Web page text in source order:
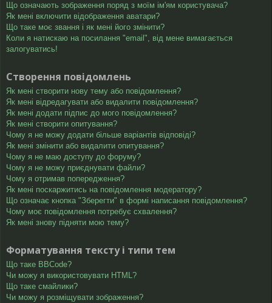
Що означають зображення поряд з моїм ім'ям користувача?
Як мені включити відображення аватари?
Що таке моє звання і як мені його змінити?
Коли я натискаю на посилання "email", від мене вимагається
залогуватись!
Створення повідомлень
Як мені створити нову тему або повідомлення?
Як мені відредагувати або видалити повідомлення?
Як мені додати підпис до мого повідомлення?
Як мені створити опитування?
Чому я не можу додати більше варіантів відповіді?
Як мені змінити або видалити опитування?
Чому я не маю доступу до форуму?
Чому я не можу приєднувати файли?
Чому я отримав попередження?
Як мені поскаржитись на повідомлення модератору?
Що означає кнопка "Зберегти" в формі написання повідомлення?
Чому моє повідомлення потребує схвалення?
Як мені знову підняти мою тему?
Форматування тексту і типи тем
Що таке BBCode?
Чи можу я використовувати HTML?
Що таке смайлики?
Чи можу я розміщувати зображення?